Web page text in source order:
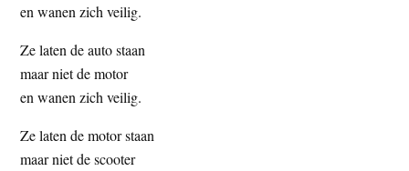
en wanen zich veilig.
Ze laten de auto staan
maar niet de motor
en wanen zich veilig.
Ze laten de motor staan
maar niet de scooter